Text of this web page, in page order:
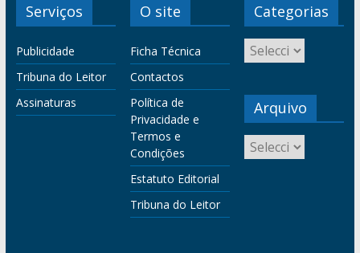
Serviços
Publicidade
Tribuna do Leitor
Assinaturas
O site
Ficha Técnica
Contactos
Política de
Privacidade e
Termos e
Condições
Estatuto Editorial
Tribuna do Leitor
Categorias
Arquivo